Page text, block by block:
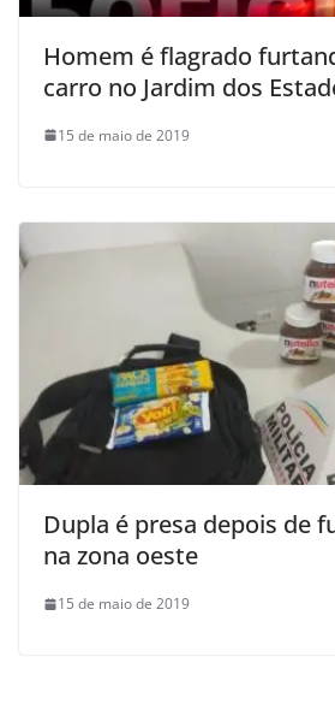
Homem é flagrado
carro no Jardim dos
15 de maio de 2019
Dupla é presa depois de
na zona oeste
15 de maio de 2019